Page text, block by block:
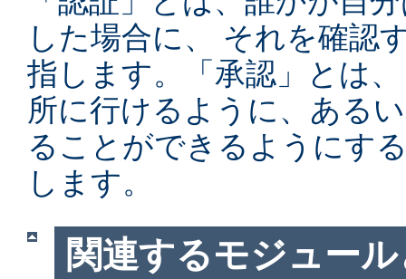
した場合に、 それを確認
指します。「承認」とは
所に行けるように、ある
ることができるようにす
します。
関連するモジュー